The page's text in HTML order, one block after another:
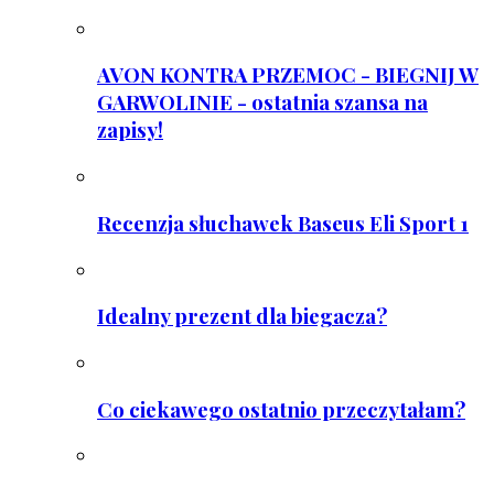
AVON KONTRA PRZEMOC - BIEGNIJ W
GARWOLINIE - ostatnia szansa na
zapisy!
Recenzja słuchawek Baseus Eli Sport 1
Idealny prezent dla biegacza?
Co ciekawego ostatnio przeczytałam?